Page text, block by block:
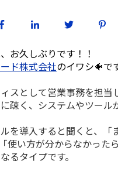
お久しぶりです！！
ド株式会社のイワシ🐠で
スとして営業事務を担当
疎く、システムやツール
を導入すると聞くと、「
使い方が分からなかった
るタイプです。